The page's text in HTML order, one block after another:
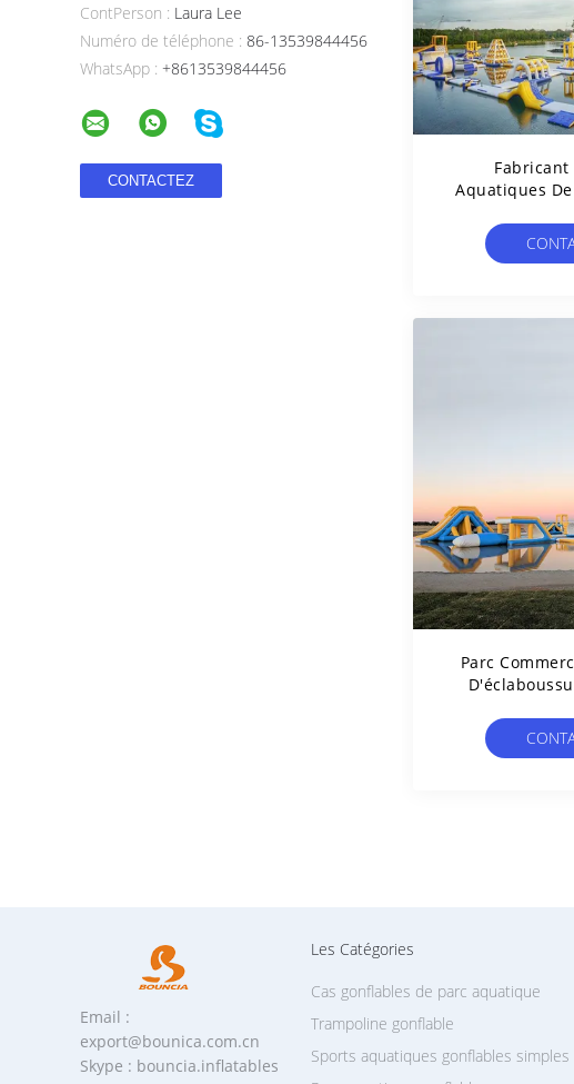
ContPerson : Laura Lee
Numéro de téléphone : 86-13539844456
WhatsApp : +8613539844456
Fabricant
Aquatiques
Géants
Parc
Terrain De
Email :
export@bounica.com.cn
Skype : bouncia.inflatables
Les Catégories
Cas gonflables de parc aquatique
Trampoline gonflable
Sports aquatiques gonflables simples